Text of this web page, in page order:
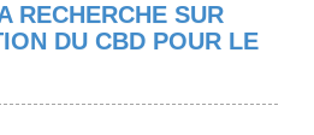
RECHERCHE SUR
DU CBD POUR LE